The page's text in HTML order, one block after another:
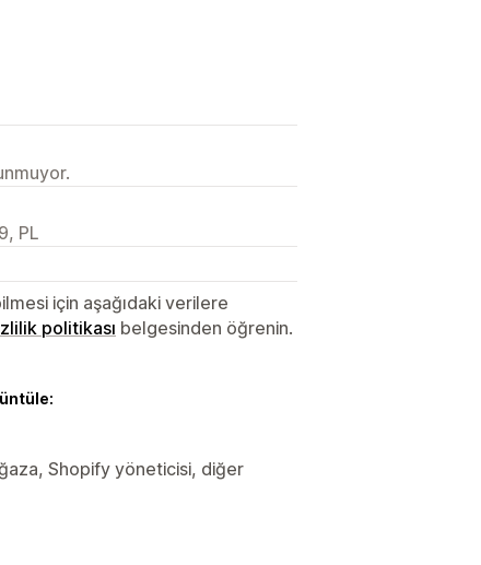
PL
için aşağıdaki verilere
politikası belgesinden öğrenin.
Shopify yöneticisi, diğer